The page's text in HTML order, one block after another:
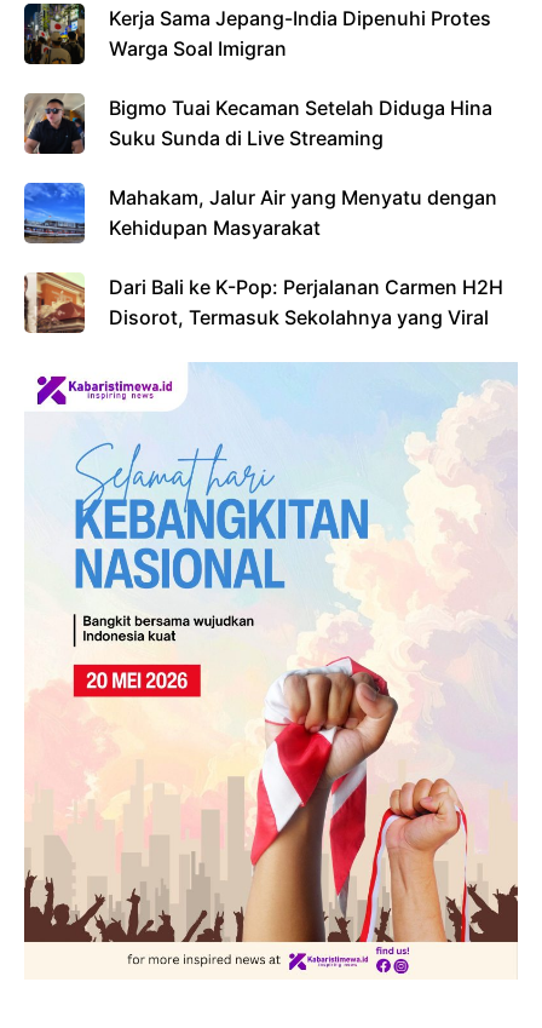
Kerja Sama Jepang-India Dipenuhi Protes
Warga Soal Imigran
Bigmo Tuai Kecaman Setelah Diduga Hina
Suku Sunda di Live Streaming
Mahakam, Jalur Air yang Menyatu dengan
Kehidupan Masyarakat
Dari Bali ke K-Pop: Perjalanan Carmen H2H
Disorot, Termasuk Sekolahnya yang Viral